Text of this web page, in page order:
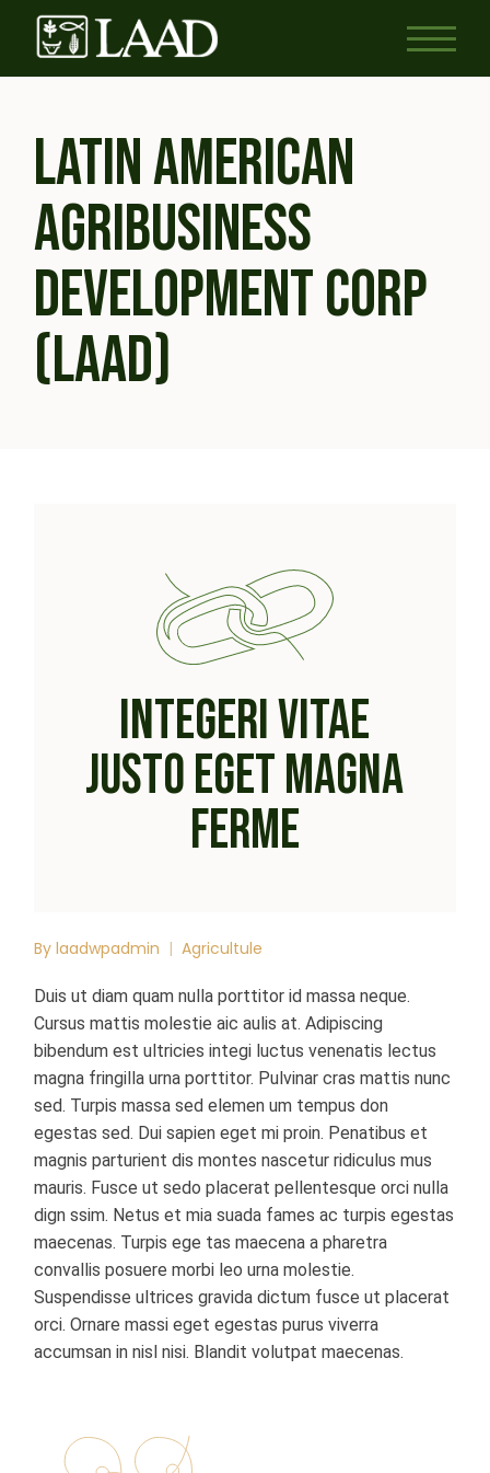
LATIN AMERICAN
AGRIBUSINESS
DEVELOPMENT CORP
(LAAD)
INTEGERI VITAE
JUSTO EGET MAGNA
FERME
By laadwpadmin Agricultule
Duis ut diam quam nulla porttitor id massa neque.
Cursus mattis molestie aic aulis at. Adipiscing
bibendum est ultricies integi luctus venenatis lectus
magna fringilla urna porttitor. Pulvinar cras mattis nunc
sed. Turpis massa sed elemen um tempus don
egestas sed. Dui sapien eget mi proin. Penatibus et
magnis parturient dis montes nascetur ridiculus mus
mauris. Fusce ut sedo placerat pellentesque orci nulla
dign ssim. Netus et mia suada fames ac turpis egestas
maecenas. Turpis ege tas maecena a pharetra
convallis posuere morbi leo urna molestie.
Suspendisse ultrices gravida dictum fusce ut placerat
orci. Ornare massi eget egestas purus viverra
accumsan in nisl nisi. Blandit volutpat maecenas.